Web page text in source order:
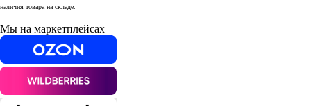
наличия товара на складе.
Мы на маркетплейсах